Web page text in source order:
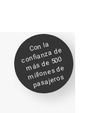
Con la
confianza de
más de 500
millones de
pasajeros